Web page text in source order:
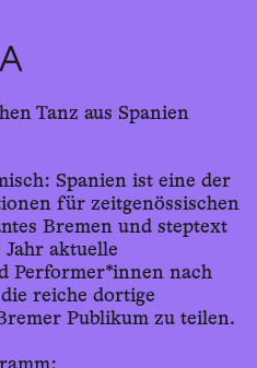
Tanz aus Spanien
Spanien ist eine der
für zeitgenössischen
Bremen und steptext
Jahr aktuelle
Performer*innen nach
reiche dortige
Publikum zu teilen.